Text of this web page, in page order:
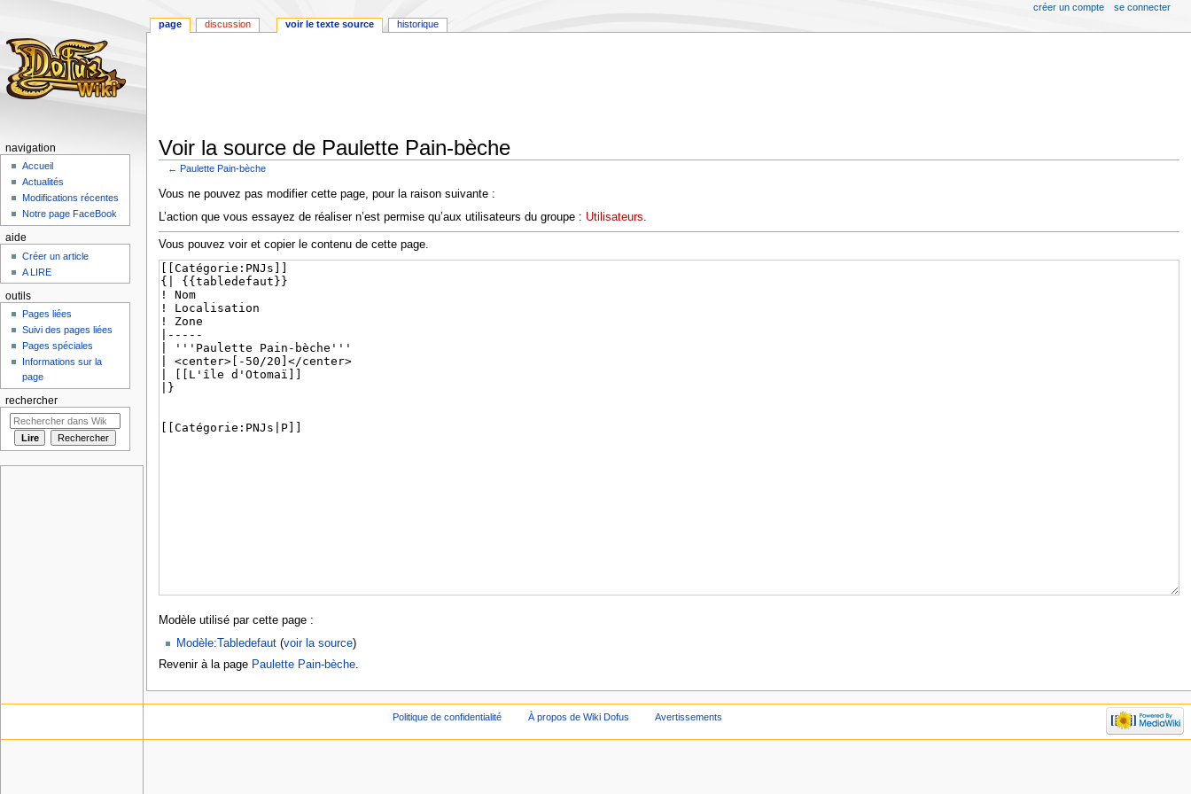
Voir la source de Paulette Pain-bèche
←Paulette Pain-bèche
Aller
à
navigation
Aller
à
recherche
Vous ne pouvez pas modifier cette page, pour la raison suivante :
L’action que vous essayez de réaliser n’est permise qu’aux utilisateurs du groupe : Utilisateurs
Vous pouvez voir et copier le contenu de cette page.
Modèle utilisé par cette page :
Modèle:Tabledefaut (voir la source)
Revenir à la page Paulette Pain-bèche.
page discussion voir le texte source historique
créer un compte se connecter
navigation
Accueil
Actualités
Modifications récentes
Notre page FaceBook
aide
Créer un article
A LIRE
outils
Pages liées
Suivi des pages liées
Pages spéciales
Informations sur la
page
rechercher
Politique de confidentialité À propos de Wiki Dofus Avertissements